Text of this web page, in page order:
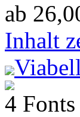
ab
Inhalt
4 Fonts